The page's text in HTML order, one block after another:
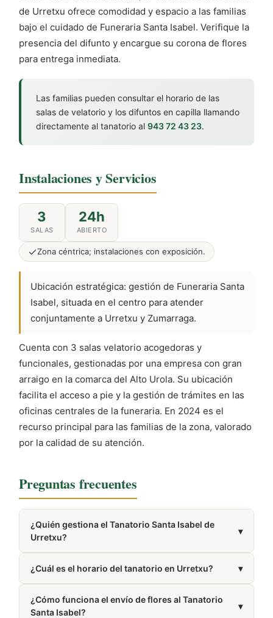
de Urretxu ofrece comodidad y espacio a las familias
bajo el cuidado de Funeraria Santa Isabel. Verifique la
presencia del difunto y encargue su corona de flores
para entrega inmediata.
Las familias pueden consultar el horario de las
salas de velatorio y los difuntos en capilla llamando
directamente al tanatorio al 943 72 43 23.
Instalaciones y Servicios
3
SALAS
24h
ABIERTO
Zona céntrica; instalaciones con exposición.
Ubicación estratégica: gestión de Funeraria Santa
Isabel, situada en el centro para atender
conjuntamente a Urretxu y Zumarraga.
Cuenta con 3 salas velatorio acogedoras y
funcionales, gestionadas por una empresa con gran
arraigo en la comarca del Alto Urola. Su ubicación
facilita el acceso a pie y la gestión de trámites en las
oficinas centrales de la funeraria. En 2024 es el
recurso principal para las familias de la zona, valorado
por la calidad de su atención.
Preguntas frecuentes
¿Quién gestiona el Tanatorio Santa Isabel de
Urretxu?
▾
¿Cuál es el horario del tanatorio en Urretxu?
▾
semana.
¿Cómo funciona el envío de flores al Tanatorio
Santa Isabel?
▾